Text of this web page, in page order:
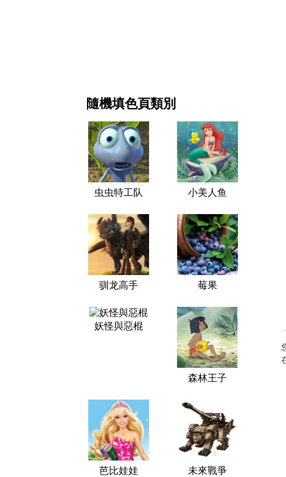
隨機填色頁類別
虫虫特工队 小美人鱼
驯龙高手 莓果
妖怪與惡棍
森林王子
芭比娃娃 未來戰爭